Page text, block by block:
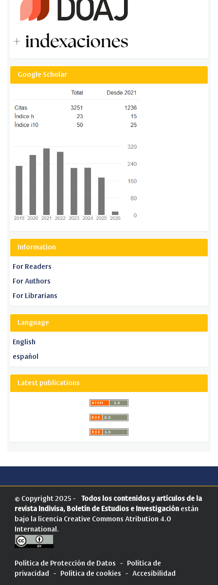
Google Scholar
Information
For Readers
For Authors
For Librarians
Language
English
español
Latest publications
© Copyright 2025 - Todos los contenidos y artículos de la
revista Indivisa, Boletín de Estudios e Investigación están
bajo la licencia Creative Commons Atribution 4.0
International.
Política de Protección de Datos - Política de
privacidad - Política de cookies - Accesibilidad